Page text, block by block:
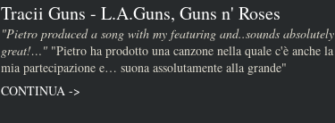
Tracii Guns - L.A.Guns, Guns n' Roses
"Pietro produced a song with my featuring and..sounds absolutely
great!…" "Pietro ha prodotto una canzone nella quale c'è anche la
mia partecipazione e… suona assolutamente alla grande"
CONTINUA ->